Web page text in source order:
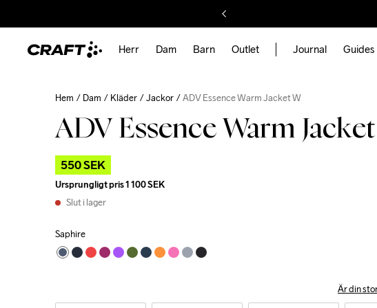
Herr Dam Barn Outlet Journal Guides
Hem Dam Kläder Jackor ADV Essence Warm Jacket W
ADV Essence Warm
550 SEK
Ursprungligt pris1 100 SEK
Slut i lager
Saphire
Är din